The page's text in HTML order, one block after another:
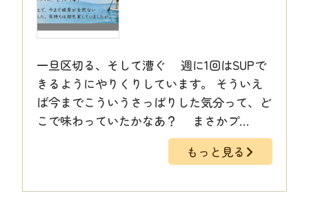
一旦区切る、そして漕ぐ 週に1回はSUPで
きるようにやりくりしています。 そういえ
ば今までこういうさっぱりした気分って、ど
こで味わっていたかなあ？ まさかプ…
もっと見る